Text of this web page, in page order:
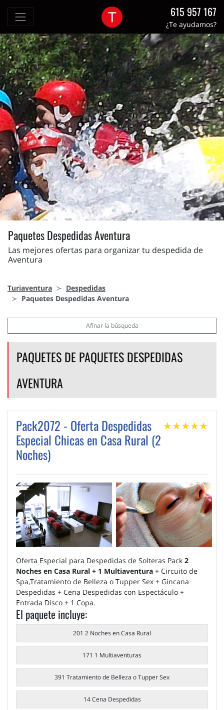
615 957 167
¿Te ayudamos?
Paquetes Despedidas Aventura
Las mejores ofertas para organizar tu despedida de
Aventura
Turiaventura
Despedidas
Paquetes Despedidas Aventura
Afinar la búsqueda
PAQUETES DE PAQUETES DESPEDIDAS
AVENTURA
Pack2072 - Oferta Despedidas
Especial Chicas en Casa Rural (2
Noches)
★★★★★
Oferta Especial para Despedidas de Solteras Pack 2
Noches en Casa Rural + 1 Multiaventura + Circuito de
Spa,Tratamiento de Belleza o Tupper Sex + Gincana
Despedidas + Cena Despedidas con Espectáculo +
Entrada Disco + 1 Copa.
El paquete incluye:
201 2 Noches en Casa Rural
171 1 Multiaventuras
391 Tratamiento de Belleza o Tupper Sex
14 Cena Despedidas